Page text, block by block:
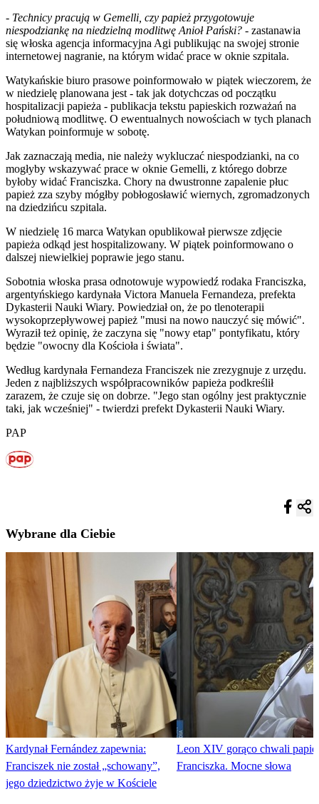
- Technicy pracują w Gemelli, czy papież przygotowuje
niespodziankę na niedzielną modlitwę Anioł Pański? - zastanawia
się włoska agencja informacyjna Agi publikując na swojej stronie
internetowej nagranie, na którym widać prace w oknie szpitala.
Watykańskie biuro prasowe poinformowało w piątek wieczorem, że
w niedzielę planowana jest - tak jak dotychczas od początku
hospitalizacji papieża - publikacja tekstu papieskich rozważań na
południową modlitwę. O ewentualnych nowościach w tych planach
Watykan poinformuje w sobotę.
Jak zaznaczają media, nie należy wykluczać niespodzianki, na co
mogłyby wskazywać prace w oknie Gemelli, z którego dobrze
byłoby widać Franciszka. Chory na dwustronne zapalenie płuc
papież zza szyby mógłby pobłogosławić wiernych, zgromadzonych
na dziedzińcu szpitala.
W niedzielę 16 marca Watykan opublikował pierwsze zdjęcie
papieża odkąd jest hospitalizowany. W piątek poinformowano o
dalszej niewielkiej poprawie jego stanu.
Sobotnia włoska prasa odnotowuje wypowiedź rodaka Franciszka,
argentyńskiego kardynała Victora Manuela Fernandeza, prefekta
Dykasterii Nauki Wiary. Powiedział on, że po tlenoterapii
wysokoprzepływowej papież "musi na nowo nauczyć się mówić".
Wyraził też opinię, że zaczyna się "nowy etap" pontyfikatu, który
będzie "owocny dla Kościoła i świata".
Według kardynała Fernandeza Franciszek nie zrezygnuje z urzędu.
Jeden z najbliższych współpracowników papieża podkreślił
zarazem, że czuje się on dobrze. "Jego stan ogólny jest praktycznie
taki, jak wcześniej" - twierdzi prefekt Dykasterii Nauki Wiary.
PAP
Wybrane dla Ciebie
Kardynał Fernández zapewnia:
Franciszek nie został „schowany”,
jego dziedzictwo żyje w Kościele
Leon XIV gorąco chwali
Franciszka. Mocne słowa